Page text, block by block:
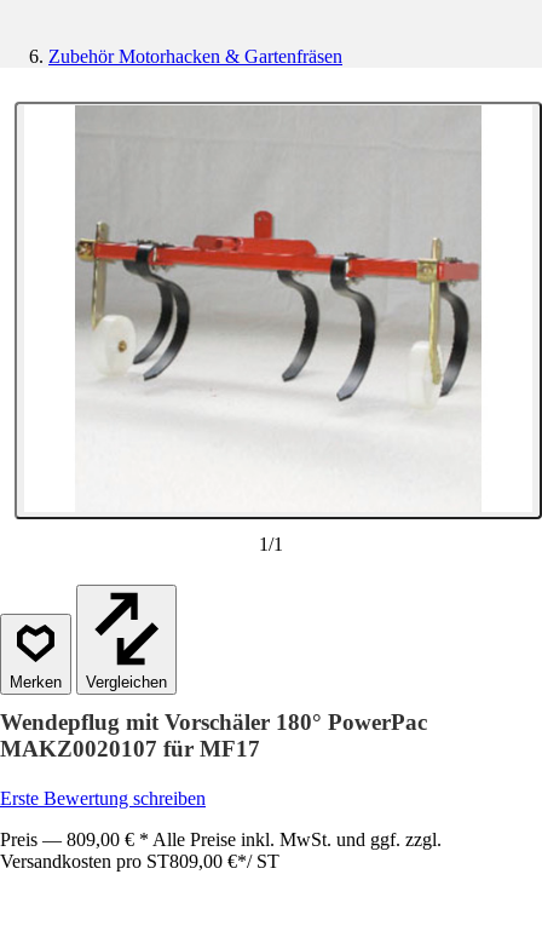
Zubehör Motorhacken & Gartenfräsen
1/1
Vergleichen
Wendepflug mit Vorschäler 180° PowerPac
MAKZ0020107 für MF17
Erste Bewertung schreiben
Preis — 809,00 € * Alle Preise inkl. MwSt. und ggf. zzgl.
Versandkosten pro ST809,00 €*/ ST